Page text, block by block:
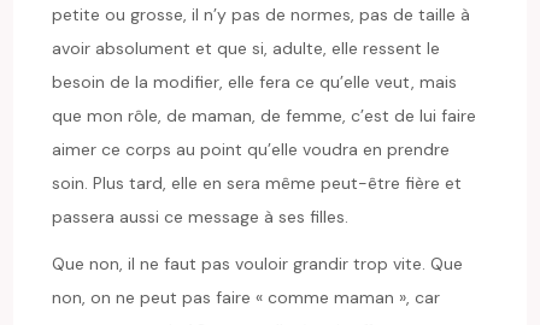
petite ou grosse, il n’y pas de normes, pas de taille à
avoir absolument et que si, adulte, elle ressent le
besoin de la modifier, elle fera ce qu’elle veut, mais
que mon rôle, de maman, de femme, c’est de lui faire
aimer ce corps au point qu’elle voudra en prendre
soin. Plus tard, elle en sera même peut-être fière et
passera aussi ce message à ses filles.
Que non, il ne faut pas vouloir grandir trop vite. Que
non, on ne peut pas faire « comme maman », car